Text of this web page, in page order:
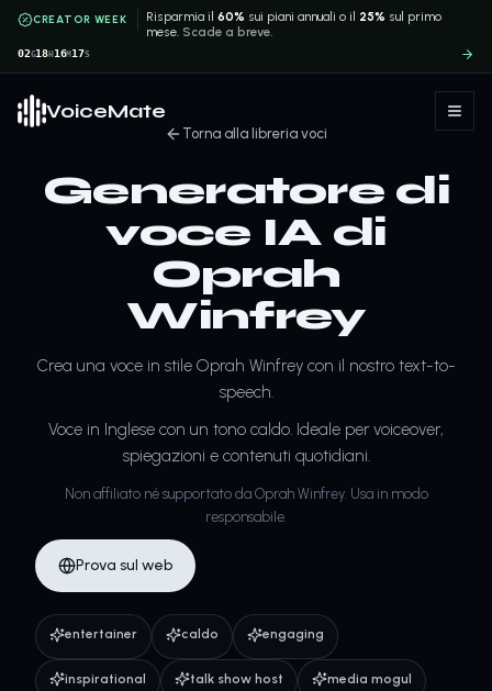
CREATOR WEEK Risparmia il60% sui piani annuali o il 25% sul primo
mese. Scade a breve.
02G18H 16M 16S
VoiceMate
Torna alla libreria voci
Generatore di
voce IA di
Oprah
Winfrey
Crea una voce in stile Oprah Winfrey con il nostro text-to-
speech.
Voce in Inglese con un tono caldo. Ideale per voiceover,
spiegazioni e contenuti quotidiani.
Non affiliato né supportato da Oprah Winfrey. Usa in modo
responsabile.
Prova sul web
entertainer caldo engaging
inspirational talk show host media mogul